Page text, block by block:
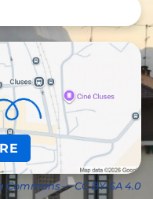
— CC BY-SA 4.0